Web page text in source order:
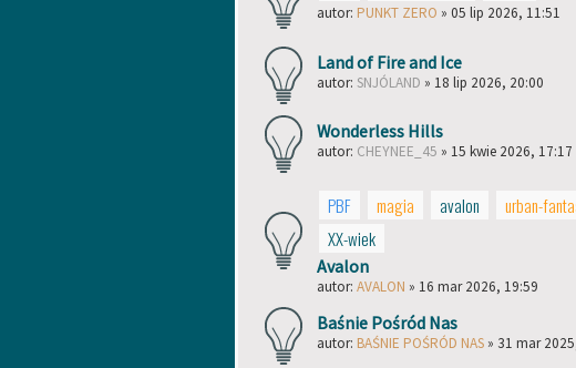
autor: PUNKT ZERO » 05 lip 2026, 11:51
Land of Fire and Ice
autor: SNJÓLAND » 18 lip 2026, 20:00
Wonderless Hills
autor: CHEYNEE_45 » 15 kwie 2026, 17:17
PBF magia avalon urban-
XX-wiek
Avalon
autor: AVALON » 16 mar 2026, 19:59
Baśnie Pośród Nas
autor: BAŚNIE POŚRÓD NAS » 31 mar